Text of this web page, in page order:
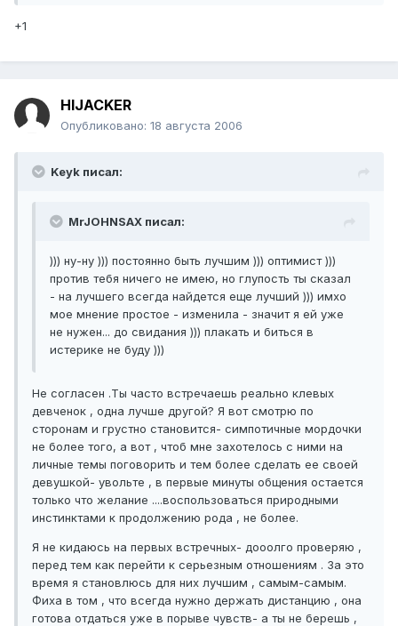
+1
HIJACKER
Опубликовано: 18 августа 2006
Keyk писал:
MrJOHNSAX писал:
))) ну-ну ))) постоянно быть лучшим ))) оптимист )))
против тебя ничего не имею, но глупость ты сказал
- на лучшего всегда найдется еще лучший ))) имхо
мое мнение простое - изменила - значит я ей уже
не нужен... до свидания ))) плакать и биться в
истерике не буду )))
Не согласен .Ты часто встречаешь реально клевых
девченок , одна лучше другой? Я вот смотрю по
сторонам и грустно становится- симпотичные мордочки
не более того, а вот , чтоб мне захотелось с ними на
личные темы поговорить и тем более сделать ее своей
девушкой- увольте , в первые минуты общения остается
только что желание ....воспользоваться природными
инстинктами к продолжению рода , не более.
Я не кидаюсь на первых встречных- дооолго проверяю ,
перед тем как перейти к серьезным отношениям . За это
время я становлюсь для них лучшим , самым-самым.
Фиха в том , что всегда нужно держать дистанцию , она
готова отдаться уже в порыве чувств- а ты не берешь ,